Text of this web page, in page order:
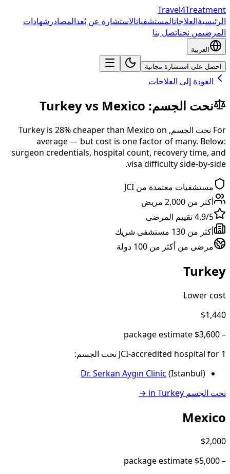
Travel4Treatment
الرئيسيةالعلاجاتالمستشفياتالاستشارة عن بُعدالمصادر شهادات
المرضىمن نحناتصل بنا
العربية
احصل على استشارة مجانية
العودة إلى العلاجات
نحت الجسم:
Turkeyvs Mexico
For نحت الجسم,
Turkey is 28% cheaperthan Mexico on
average — but cost is one factor of many. Below:
surgeon credentials, hospital count, recovery time, and
visa difficulty side-by-side.
مستشفيات معتمدة من JCI
أكثر من 2,000 مريض
4.9/5 تقييم المرضى
أكثر من 130 مستشفى شريك
مرضى من أكثر من 100 دولة
Turkey
Lower cost
$1,440
–
$3,600
1
for نحت الجسم:
Dr. Serkan Aygın Clinic (Istanbul)
نحت الجسم Turkey
→
Mexico
$2,000
–
$5,000